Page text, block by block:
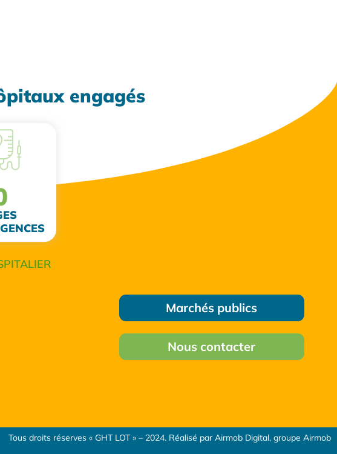
engagés
Marchés publics
Nous contacter
Tous droits réserves « GHT LOT » – 2024. Réalisé par Airmob Digital, groupe Airmob